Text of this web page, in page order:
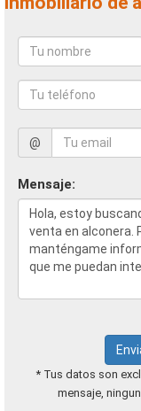
@
Mensaje:
* Tus datos son
mensaje,